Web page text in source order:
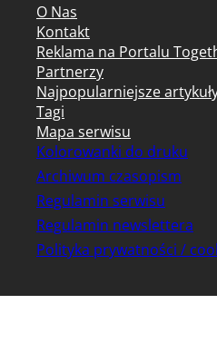
O Nas
Kontakt
Reklama na Portalu
Partnerzy
Najpopularniejsze
Tagi
Mapa serwisu
Kolorowanki do druku
Archiwum czasopism
Regulamin serwisu
Regulamin newslettera
Polityka prywatności /